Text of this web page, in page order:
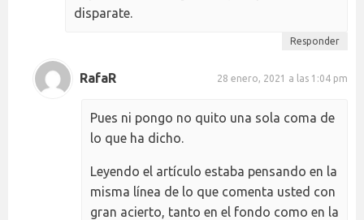
disparate.
Responder
RafaR 28 enero, 2021 a las 1:04 pm
Pues ni pongo no quito una sola coma de
lo que ha dicho.
Leyendo el artículo estaba pensando en la
misma línea de lo que comenta usted con
gran acierto, tanto en el fondo como en la